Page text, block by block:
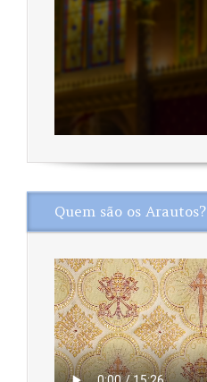
Quem são os Arautos?